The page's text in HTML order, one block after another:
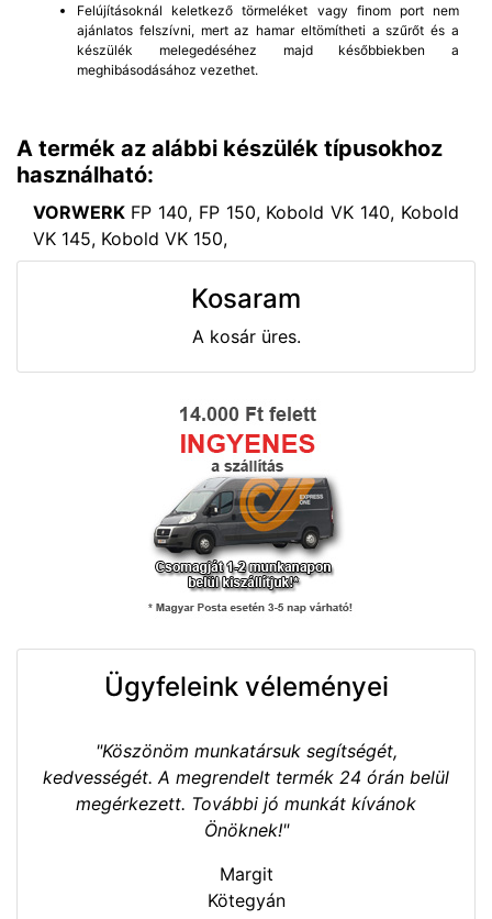
Felújításoknál keletkező törmeléket vagy finom port nem
ajánlatos felszívni, mert az hamar eltömítheti a szűrőt és a
készülék melegedéséhez majd későbbiekben a
meghibásodásához vezethet.
A termék az alábbi készülék típusokhoz
használható:
VORWERK FP 140, FP 150, Kobold VK 140, Kobold
VK 145, Kobold VK 150,
Kosaram
A kosár üres.
Ügyfeleink véleményei
"Köszönöm munkatársuk segítségét,
kedvességét. A megrendelt termék 24 órán belül
megérkezett. További jó munkát kívánok
Önöknek!"
Margit
Kötegyán